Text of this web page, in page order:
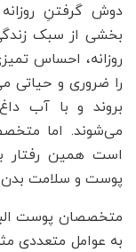
دوش گرفتنِ
بخشی از سبک
روزانه، احساس
را ضروری و حیاتی
بروند و با آب
می‌شوند. اما
است همین رفتار
پوست و سلامت
متخصصان پوست
به عوامل متعددی